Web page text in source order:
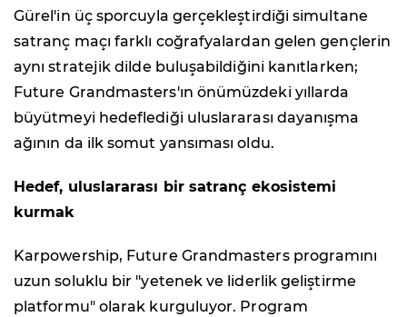
Gürel'in üç sporcuyla gerçekleştirdiği simultane
satranç maçı farklı coğrafyalardan gelen gençlerin
aynı stratejik dilde buluşabildiğini kanıtlarken;
Future Grandmasters'ın önümüzdeki yıllarda
büyütmeyi hedeflediği uluslararası dayanışma
ağının da ilk somut yansıması oldu.
Hedef, uluslararası bir satranç ekosistemi
kurmak
Karpowership, Future Grandmasters programını
uzun soluklu bir "yetenek ve liderlik geliştirme
platformu" olarak kurguluyor. Program